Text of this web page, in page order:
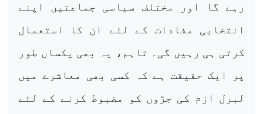
رہے گا اور مختلف سیاسی جماعتیں اپنے
انتخابی مفادات کے لئے ان کا استعمال
کرتی ہی رہیں گی۔ تاہم، یہ بھی یکساں طور
پر ایک حقیقت ہے کہ کسی بھی معاشرے میں
لبرل ازم کی جڑوں کو مضبوط کرنے کے لئے